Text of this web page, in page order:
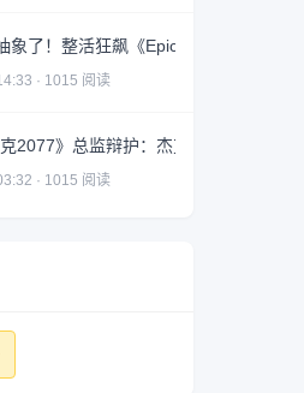
象了！整活狂飙《Epic是我家乡》感谢
· 1015 阅读
克2077》总监辩护：杰克很棒但并非故
· 1015 阅读